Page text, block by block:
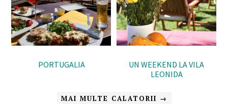
PORTUGALIA
UN WEEKEND LA VILA
LEONIDA
MAI MULTE CALATORII →